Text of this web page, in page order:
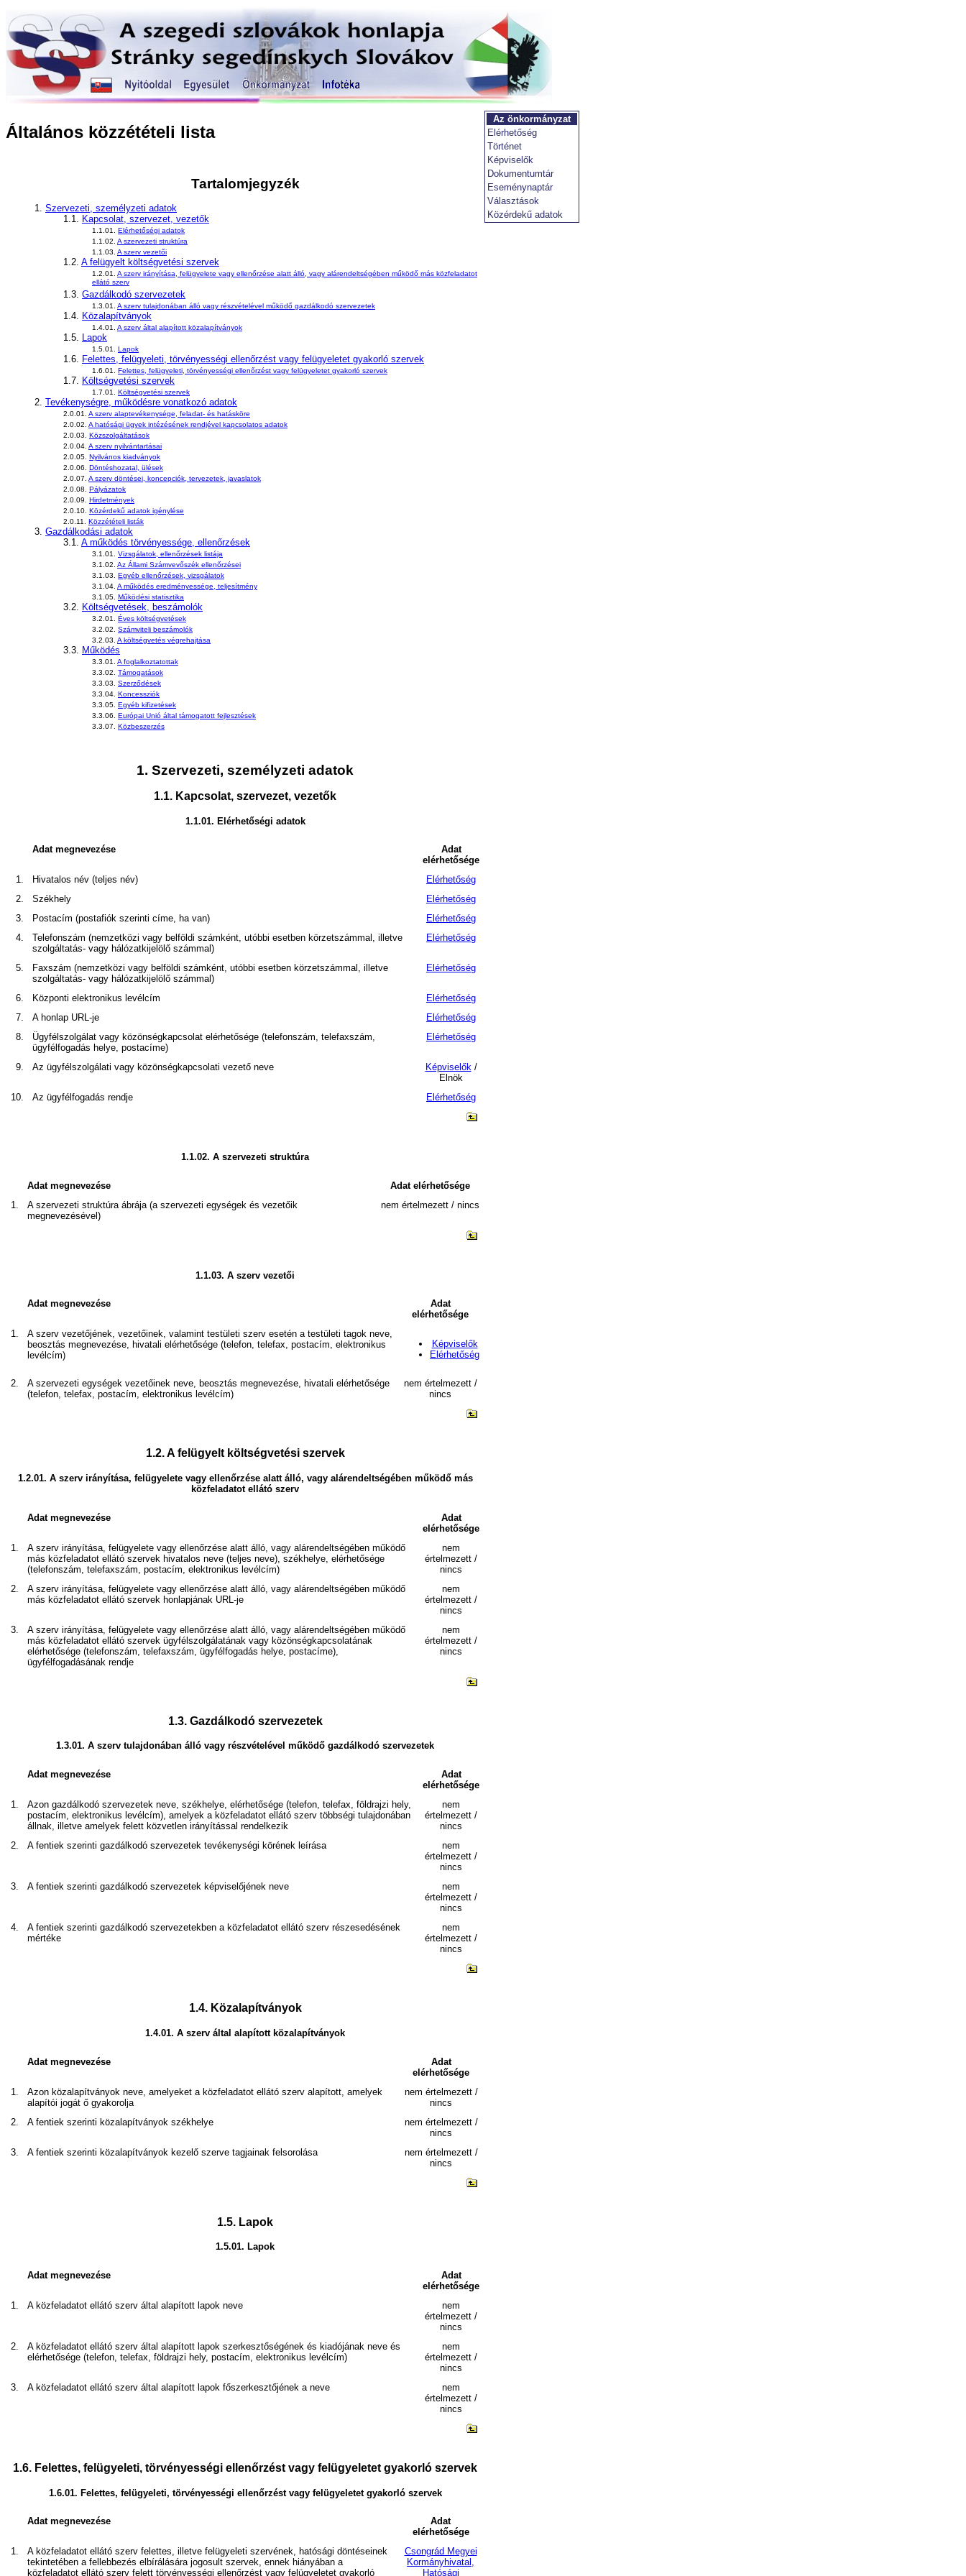
Általános közzétételi lista
Tartalomjegyzék
1. Szervezeti, személyzeti adatok
1.1. Kapcsolat, szervezet, vezetők
1.1.01. Elérhetőségi adatok
1.1.02. A szervezeti struktúra
1.1.03. A szerv vezetői
1.2. A felügyelt költségvetési szervek
1.2.01. A szerv irányítása, felügyelete vagy ellenőrzése alatt álló, vagy alárendeltségében működő más közfeladatot
ellátó szerv
1.3. Gazdálkodó szervezetek
1.3.01. A szerv tulajdonában álló vagy részvételével működő gazdálkodó szervezetek
1.4. Közalapítványok
1.4.01. A szerv által alapított közalapítványok
1.5. Lapok
1.5.01. Lapok
1.6. Felettes, felügyeleti, törvényességi ellenőrzést vagy felügyeletet gyakorló szervek
1.6.01. Felettes, felügyeleti, törvényességi ellenőrzést vagy felügyeletet gyakorló szervek
1.7. Költségvetési szervek
1.7.01. Költségvetési szervek
2. Tevékenységre, működésre vonatkozó adatok
2.0.01. A szerv alaptevékenysége, feladat- és hatásköre
2.0.02. A hatósági ügyek intézésének rendjével kapcsolatos adatok
2.0.03. Közszolgáltatások
2.0.04. A szerv nyilvántartásai
2.0.05. Nyilvános kiadványok
2.0.06. Döntéshozatal, ülések
2.0.07. A szerv döntései, koncepciók, tervezetek, javaslatok
2.0.08. Pályázatok
2.0.09. Hirdetmények
2.0.10. Közérdekű adatok igénylése
2.0.11. Közzétételi listák
3. Gazdálkodási adatok
3.1. A működés törvényessége, ellenőrzések
3.1.01. Vizsgálatok, ellenőrzések listája
3.1.02. Az Állami Számvevőszék ellenőrzései
3.1.03. Egyéb ellenőrzések, vizsgálatok
3.1.04. A működés eredményessége, teljesítmény
3.1.05. Működési statisztika
3.2. Költségvetések, beszámolók
3.2.01. Éves költségvetések
3.2.02. Számviteli beszámolók
3.2.03. A költségvetés végrehajtása
3.3. Működés
3.3.01. A foglalkoztatottak
3.3.02. Támogatások
3.3.03. Szerződések
3.3.04. Koncessziók
3.3.05. Egyéb kifizetések
3.3.06. Európai Unió által támogatott fejlesztések
3.3.07. Közbeszerzés
1. Szervezeti, személyzeti adatok
1.1. Kapcsolat, szervezet, vezetők
1.1.01. Elérhetőségi adatok
Adat megnevezése
Adat
elérhetősége
1.
Hivatalos név (teljes név)
Elérhetőség
2.
Székhely
Elérhetőség
3.
Postacím (postafiók szerinti címe, ha van)
Elérhetőség
4.
Telefonszám (nemzetközi vagy belföldi számként, utóbbi esetben körzetszámmal, illetve
szolgáltatás- vagy hálózatkijelölő számmal)
Elérhetőség
5.
Faxszám (nemzetközi vagy belföldi számként, utóbbi esetben körzetszámmal, illetve
szolgáltatás- vagy hálózatkijelölő számmal)
Elérhetőség
6. Központi elektronikus levélcím
Elérhetőség
7.
A honlap URL-je
Elérhetőség
8.
Ügyfélszolgálat vagy közönségkapcsolat elérhetősége (telefonszám, telefaxszám,
ügyfélfogadás helye, postacíme)
Elérhetőség
9. Az ügyfélszolgálati vagy közönségkapcsolati vezető neve Képviselők/
Elnök
10.
Az ügyfélfogadás rendje Elérhetőség
1.1.02. A szervezeti struktúra
Adat megnevezése
Adat elérhetősége
1.
A szervezeti struktúra ábrája (a szervezeti egységek és vezetőik
megnevezésével)
nem értelmezett / nincs
1.1.03. A szerv vezetői
Adat megnevezése
Adat
elérhetősége
1.
A szerv vezetőjének, vezetőinek, valamint testületi szerv esetén a testületi tagok neve,
beosztás megnevezése, hivatali elérhetősége (telefon, telefax, postacím, elektronikus
levélcím)
Képviselők
Elérhetőség
2.
A szervezeti egységek vezetőinek neve, beosztás megnevezése, hivatali elérhetősége
(telefon, telefax, postacím, elektronikus levélcím)
nem értelmezett /
nincs
1.2.A felügyelt költségvetési szervek
1.2.01. A szerv irányítása, felügyelete vagy ellenőrzése alatt álló, vagy alárendeltségében működő más
közfeladatot ellátó szerv
Adat megnevezése
Adat
elérhetősége
1.
A szerv irányítása, felügyelete vagy ellenőrzése alatt álló, vagy alárendeltségében működő
más közfeladatot ellátó szervek hivatalos neve (teljes neve), székhelye, elérhetősége
(telefonszám, telefaxszám, postacím, elektronikus levélcím)
nem
értelmezett /
nincs
2.
A szerv irányítása, felügyelete vagy ellenőrzése alatt álló, vagy alárendeltségében működő
más közfeladatot ellátó szervek honlapjának URL-je
nem
értelmezett /
nincs
3.
A szerv irányítása, felügyelete vagy ellenőrzése alatt álló, vagy alárendeltségében működő
más közfeladatot ellátó szervek ügyfélszolgálatának vagy közönségkapcsolatának
elérhetősége (telefonszám, telefaxszám, ügyfélfogadás helye, postacíme),
ügyfélfogadásának rendje
nem
értelmezett /
nincs
1.3.Gazdálkodó szervezetek
1.3.01. A szerv tulajdonában álló vagy részvételével működő gazdálkodó szervezetek
Adat megnevezése
Adat
elérhetősége
1.
Azon gazdálkodó szervezetek neve, székhelye, elérhetősége (telefon, telefax, földrajzi hely,
postacím, elektronikus levélcím), amelyek a közfeladatot ellátó szerv többségi tulajdonában
állnak, illetve amelyek felett közvetlen irányítással rendelkezik
nem
értelmezett /
nincs
2.
A fentiek szerinti gazdálkodó szervezetek tevékenységi körének leírása
nem
értelmezett /
nincs
3.
A fentiek szerinti gazdálkodó szervezetek képviselőjének neve
nem
értelmezett /
nincs
4.
A fentiek szerinti gazdálkodó szervezetekben a közfeladatot ellátó szerv részesedésének
mértéke
nem
értelmezett /
nincs
1.4.Közalapítványok
1.4.01. A szerv által alapított közalapítványok
Adat megnevezése
Adat
elérhetősége
1.
Azon közalapítványok neve, amelyeket a közfeladatot ellátó szerv alapított, amelyek
alapítói jogát ő gyakorolja
nem értelmezett /
nincs
2.
A fentiek szerinti közalapítványok székhelye
nem értelmezett /
nincs
3.
A fentiek szerinti közalapítványok kezelő szerve tagjainak felsorolása
nem értelmezett /
nincs
1.5. Lapok
1.5.01. Lapok
Adat megnevezése
Adat
elérhetősége
1.
A közfeladatot ellátó szerv által alapított lapok neve
nem
értelmezett /
nincs
2.
A közfeladatot ellátó szerv által alapított lapok szerkesztőségének és kiadójának neve és
elérhetősége (telefon, telefax, földrajzi hely, postacím, elektronikus levélcím)
nem
értelmezett /
nincs
3.
A közfeladatot ellátó szerv által alapított lapok főszerkesztőjének a neve
nem
értelmezett /
nincs
1.6. Felettes, felügyeleti, törvényességi ellenőrzést vagy felügyeletet gyakorló szervek
1.6.01. Felettes, felügyeleti, törvényességi ellenőrzést vagy felügyeletet gyakorló szervek
Adat megnevezése
Adat
elérhetősége
1.
A közfeladatot ellátó szerv felettes, illetve felügyeleti szervének, hatósági döntéseinek
tekintetében a fellebbezés elbírálására jogosult szervek, ennek hiányában a
közfeladatot ellátó szerv felett törvényességi ellenőrzést vagy felügyeletet gyakorló
Csongrád Megyei
Kormányhivatal,
Hatósági
Az önkormányzat
Elérhetőség
Történet
Képviselők
Dokumentumtár
Eseménynaptár
Választások
Közérdekű adatok